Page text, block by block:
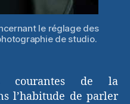
le réglage des
de studio.
courantes de la
l’habitude de parler